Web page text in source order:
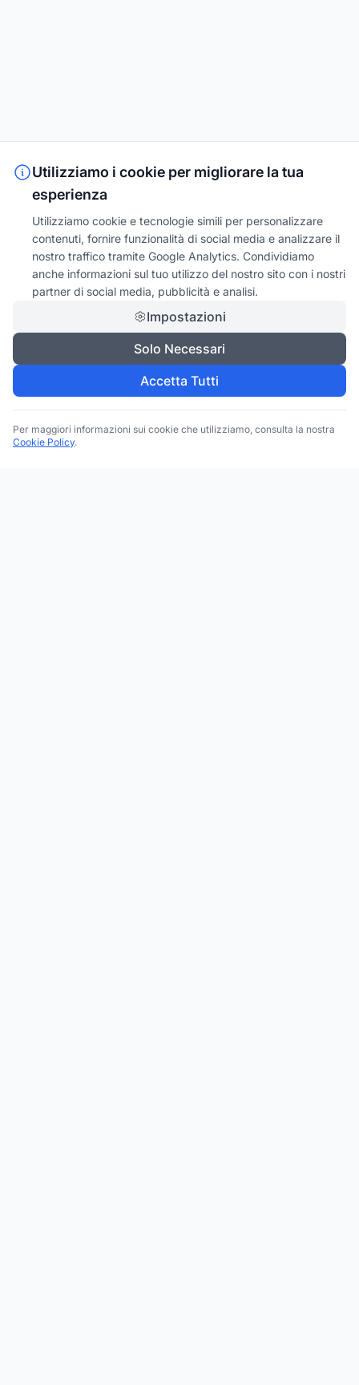
Utilizziamo i cookie per migliorare la tua
esperienza
Utilizziamo cookie e tecnologie simili per personalizzare
contenuti, fornire funzionalità di social media e analizzare il
nostro traffico tramite Google Analytics. Condividiamo
anche informazioni sul tuo utilizzo del nostro sito con i nostri
partner di social media, pubblicità e analisi.
Impostazioni
Solo Necessari
Accetta Tutti
Per maggiori informazioni sui cookie che utilizziamo, consulta la nostra
Cookie Policy.